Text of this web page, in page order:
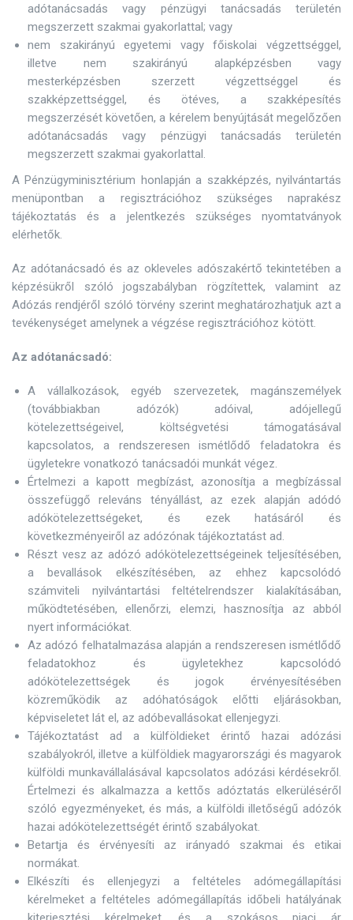
adótanácsadás vagy pénzügyi tanácsadás területén
megszerzett szakmai gyakorlattal; vagy
nem szakirányú egyetemi vagy főiskolai végzettséggel,
illetve nem szakirányú alapképzésben vagy
mesterképzésben szerzett végzettséggel és
szakképzettséggel, és ötéves, a szakképesítés
megszerzését követően, a kérelem benyújtását megelőzően
adótanácsadás vagy pénzügyi tanácsadás területén
megszerzett szakmai gyakorlattal.
A Pénzügyminisztérium honlapján a szakképzés, nyilvántartás
menüpontban a regisztrációhoz szükséges naprakész
tájékoztatás és a jelentkezés szükséges nyomtatványok
elérhetők.
Az adótanácsadó és az okleveles adószakértő tekintetében a
képzésükről szóló jogszabályban rögzítettek, valamint az
Adózás rendjéről szóló törvény szerint meghatározhatjuk azt a
tevékenységet amelynek a végzése regisztrációhoz kötött.
Az adótanácsadó:
A vállalkozások, egyéb szervezetek, magánszemélyek
(továbbiakban adózók) adóival, adójellegű
kötelezettségeivel, költségvetési támogatásával
kapcsolatos, a rendszeresen ismétlődő feladatokra és
ügyletekre vonatkozó tanácsadói munkát végez.
Értelmezi a kapott megbízást, azonosítja a megbízással
összefüggő releváns tényállást, az ezek alapján adódó
adókötelezettségeket, és ezek hatásáról és
következményeiről az adózónak tájékoztatást ad.
Részt vesz az adózó adókötelezettségeinek teljesítésében,
a bevallások elkészítésében, az ehhez kapcsolódó
számviteli nyilvántartási feltételrendszer kialakításában,
működtetésében, ellenőrzi, elemzi, hasznosítja az abból
nyert információkat.
Az adózó felhatalmazása alapján a rendszeresen ismétlődő
feladatokhoz és ügyletekhez kapcsolódó
adókötelezettségek és jogok érvényesítésében
közreműködik az adóhatóságok előtti eljárásokban,
képviseletet lát el, az adóbevallásokat ellenjegyzi.
Tájékoztatást ad a külföldieket érintő hazai adózási
szabályokról, illetve a külföldiek magyarországi és magyarok
külföldi munkavállalásával kapcsolatos adózási kérdésekről.
Értelmezi és alkalmazza a kettős adóztatás elkerüléséről
szóló egyezményeket, és más, a külföldi illetőségű adózók
hazai adókötelezettségét érintő szabályokat.
Betartja és érvényesíti az irányadó szakmai és etikai
normákat.
Elkészíti és ellenjegyzi a feltételes adómegállapítási
kérelmeket a feltételes adómegállapítás időbeli hatályának